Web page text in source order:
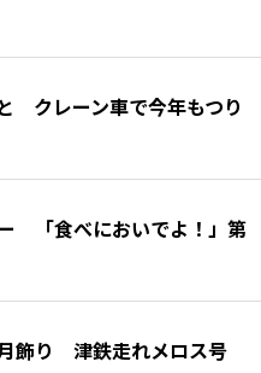
クレーン車で今年もつり
「食べにおいでよ！」第
月飾り 津鉄走れメロス号